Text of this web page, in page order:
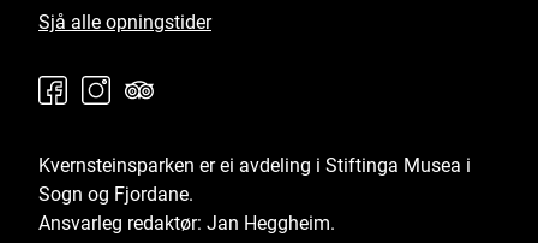
Sjå alle opningstider
Kvernsteinsparken er ei avdeling i Stiftinga Musea i
Sogn og Fjordane.
Ansvarleg redaktør: Jan Heggheim.